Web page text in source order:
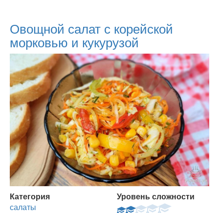
Овощной салат с корейской
морковью и кукурузой
Категория
салаты
Уровень сложности